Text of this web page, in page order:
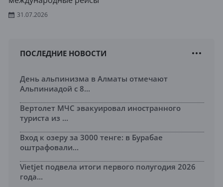
31.07.2026
ПОСЛЕДНИЕ НОВОСТИ
День альпинизма в Алматы отмечают
Альпиниадой с 8...
Вертолет МЧС эвакуировал иностранного
туриста из ...
Вход к озеру за 3000 тенге: в Бурабае
оштрафовали...
Vietjet подвела итоги первого полугодия 2026
года...